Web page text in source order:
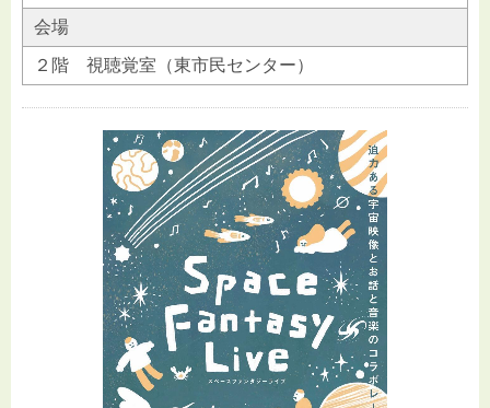
会場
２階 視聴覚室（東市民センター）